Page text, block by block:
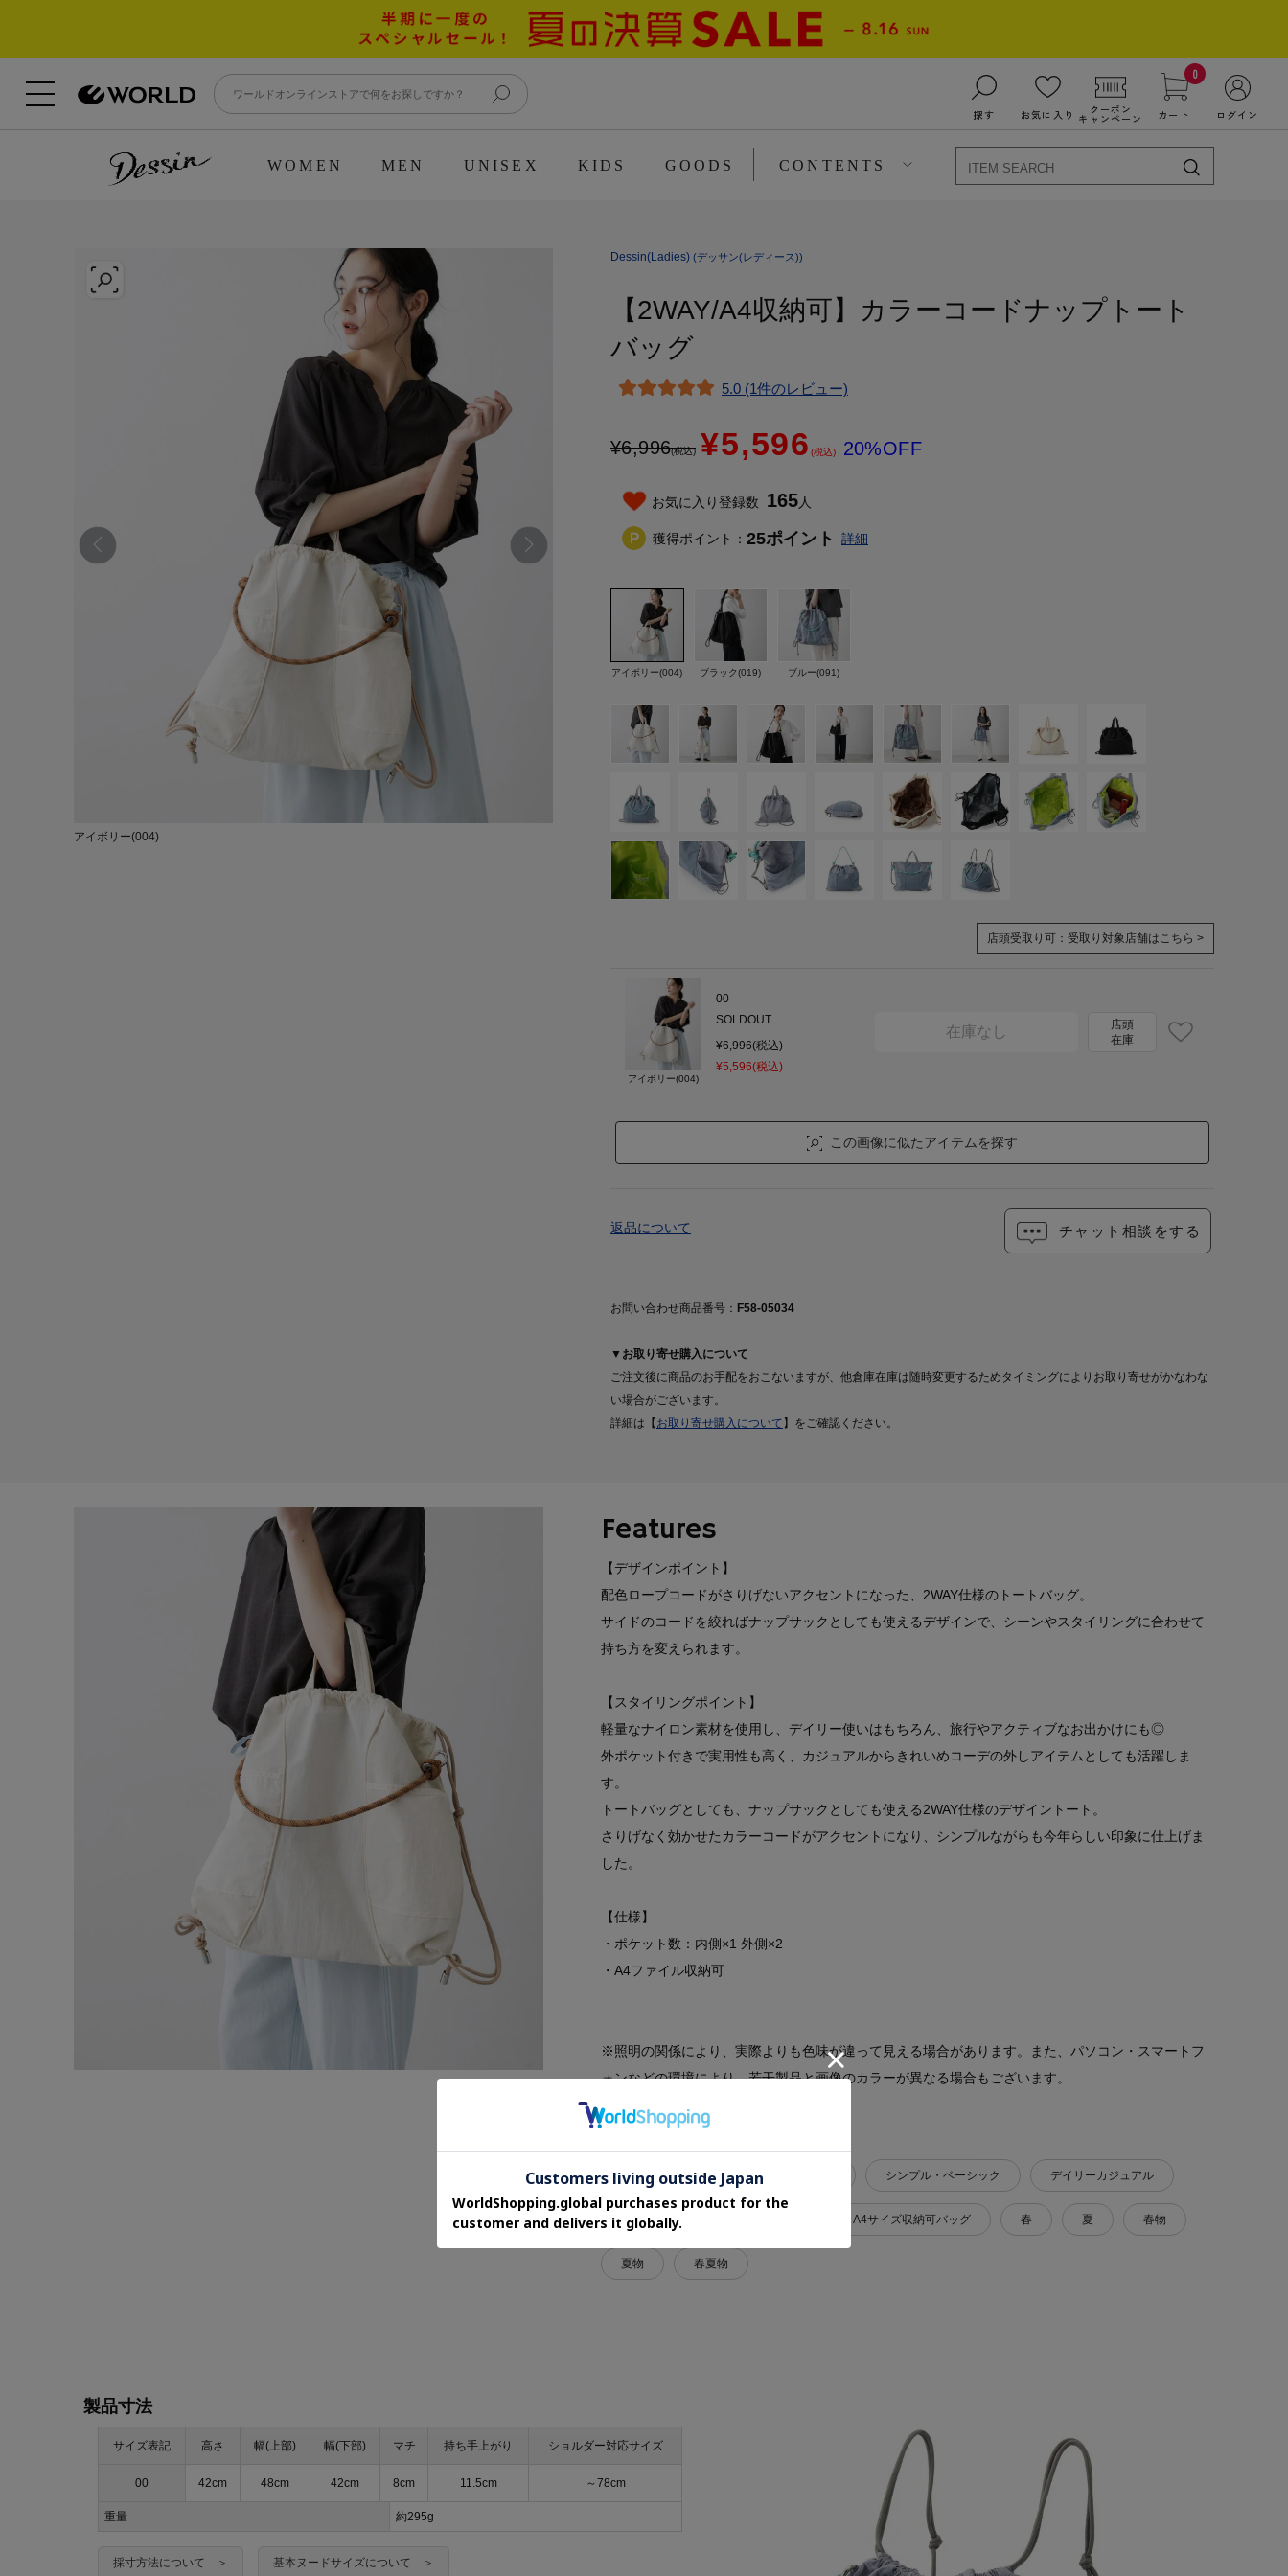
探す お気に入り クーポン
キャンペーン
0
カート ログイン
WOMEN MEN UNISEX KIDS GOODS CONTENTS
アイボリー(004)
Dessin(Ladies) (デッサン(レディース))
【2WAY/A4収納可】カラーコードナップトート
バッグ
5.0 (1件のレビュー)
¥6,996(税込) ¥5,596 (税込) 20%OFF
お気に入り登録数 165人
獲得ポイント： 25ポイント 詳細
アイボリー(004) ブラック(019) ブルー(091)
店頭受取り可： 受取り対象店舗はこちら >
アイボリー(004)
00
SOLDOUT
¥6,996(税込)
¥5,596(税込)
在庫なし
店頭
在庫
この画像に似たアイテムを探す
チャット相談をする
返品について
お問い合わせ商品番号： F58-05034
▼お取り寄せ購入について
ご注文後に商品のお手配をおこないますが、他倉庫在庫は随時変更するためタイミングによりお取り寄せがかなわな
い場合がございます。
詳細は【 お取り寄せ購入について 】をご確認ください。
Features
【デザインポイント】
配色ロープコードがさりげないアクセントになった、2WAY仕様のトートバッグ。
サイドのコードを絞ればナップサックとしても使えるデザインで、シーンやスタイリングに合わせて
持ち方を変えられます。
【スタイリングポイント】
軽量なナイロン素材を使用し、デイリー使いはもちろん、旅行やアクティブなお出かけにも◎
外ポケット付きで実用性も高く、カジュアルからきれいめコーデの外しアイテムとしても活躍しま
す。
トートバッグとしても、ナップサックとしても使える2WAY仕様のデザイントート。
さりげなく効かせたカラーコードがアクセントになり、シンプルながらも今年らしい印象に仕上げま
した。
【仕様】
・ポケット数：内側×1 外側×2
・A4ファイル収納可
※照明の関係により、実際よりも色味が違って見える場合があります。また、パソコン・スマートフ
ォンなどの環境により、若干製品と画像のカラーが異なる場合もございます。
公園 デイリー シンプル・ベーシック デイリーカジュアル
軽量バッグ A4サイズ収納可バッグ 春 夏 春物
夏物 春夏物
製品寸法
サイズ表記 高さ 幅(上部) 幅(下部) マチ 持ち手上がり ショルダー対応サイズ
00 42cm 48cm 42cm 8cm 11.5cm ～78cm
重量 約295g
採寸方法について ＞ 基本ヌードサイズについて ＞